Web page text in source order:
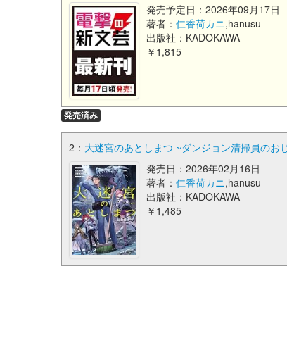
発売予定日：2026年09月17日
著者：仁香荷カニ,hanusu
出版社：KADOKAWA
￥1,815
発売済み
2： 大迷宮のあとしまつ ~ダンジョン清掃員の
発売日：2026年02月16日
著者：仁香荷カニ,hanusu
出版社：KADOKAWA
￥1,485